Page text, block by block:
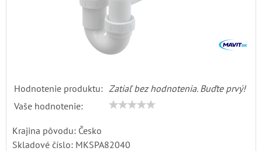
Hodnotenie produktu: Zatiaľ bez hodnotenia. Buďte prvý!
Vaše hodnotenie:
Krajina pôvodu: Česko
Skladové číslo: MKSPA82040